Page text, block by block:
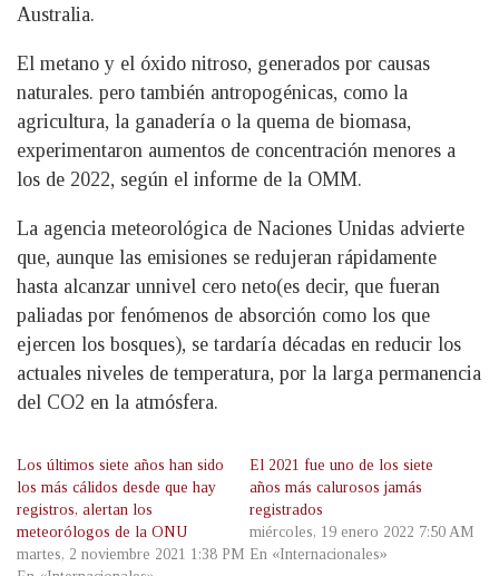
Australia.
El metano y el óxido nitroso, generados por causas
naturales. pero también antropogénicas, como la
agricultura, la ganadería o la quema de biomasa,
experimentaron aumentos de concentración menores a
los de 2022, según el informe de la OMM.
La agencia meteorológica de Naciones Unidas advierte
que, aunque las emisiones se redujeran rápidamente
hasta alcanzar unnivel cero neto(es decir, que fueran
paliadas por fenómenos de absorción como los que
ejercen los bosques), se tardaría décadas en reducir los
actuales niveles de temperatura, por la larga permanencia
del CO2 en la atmósfera.
Los últimos siete años han sido
los más cálidos desde que hay
registros, alertan los
meteorólogos de la ONU
martes, 2 noviembre 2021 1:38 PM
El 2021 fue uno de los siete
años más calurosos jamás
registrados
miércoles, 19 enero 2022 7:50 AM
En «Internacionales»